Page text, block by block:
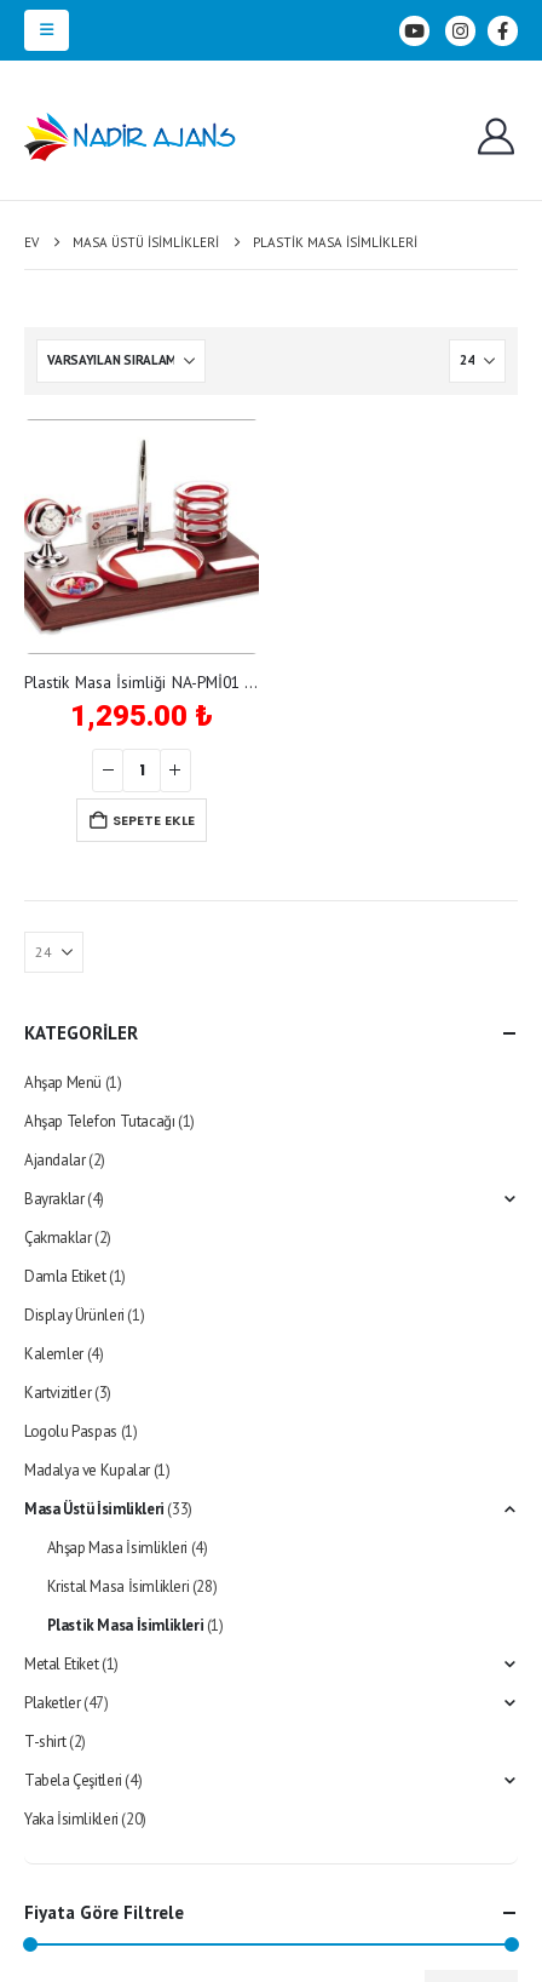
EV MASA ÜSTÜ İSIMLIKLERI PLASTIK MASA İSIMLIKLERI
Plastik Masa İsimliği NA-PMİ01 Ayyıldız
1,295.00 ₺
SEPETE EKLE
KATEGORİLER
Ahşap Menü (1)
Ahşap Telefon Tutacağı (1)
Ajandalar (2)
Bayraklar (4)
Çakmaklar (2)
Damla Etiket (1)
Display Ürünleri (1)
Kalemler (4)
Kartvizitler (3)
Logolu Paspas (1)
Madalya ve Kupalar (1)
Masa Üstü İsimlikleri (33)
Ahşap Masa İsimlikleri (4)
Kristal Masa İsimlikleri (28)
Plastik Masa İsimlikleri (1)
Metal Etiket (1)
Plaketler (47)
T-shirt (2)
Tabela Çeşitleri (4)
Yaka İsimlikleri (20)
Fiyata Göre Filtrele